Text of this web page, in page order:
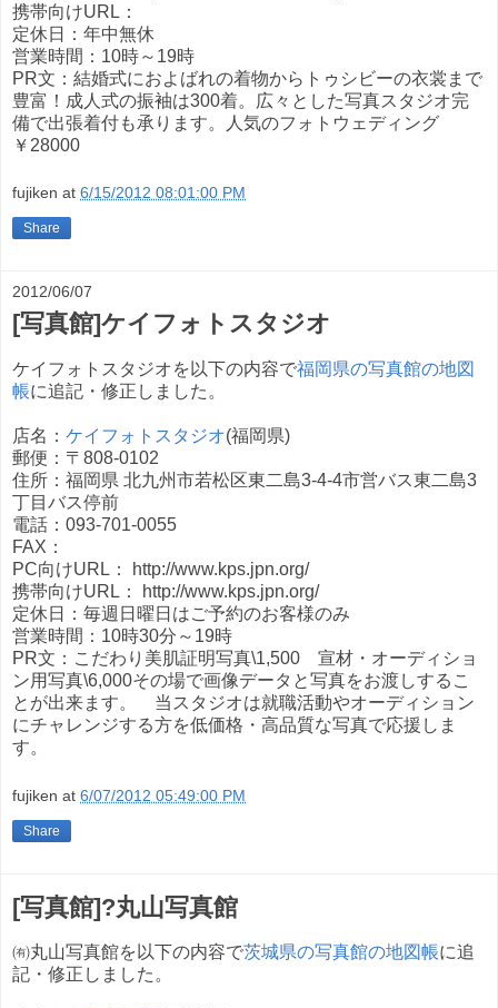
携帯向けURL：
定休日：年中無休
営業時間：10時～19時
PR文：結婚式におよばれの着物からトゥシビーの衣裳まで
豊富！成人式の振袖は300着。広々とした写真スタジオ完
備で出張着付も承ります。人気のフォトウェディング
￥28000
fujiken at 6/15/2012 08:01:00 PM
Share
2012/06/07
[写真館]ケイフォトスタジオ
ケイフォトスタジオを以下の内容で福岡県の写真館の地図
帳に追記・修正しました。
店名： ケイフォトスタジオ(福岡県)
郵便：〒808-0102
住所：福岡県 北九州市若松区東二島3-4-4市営バス東二島3
丁目バス停前
電話：093-701-0055
FAX：
PC向けURL： http://www.kps.jpn.org/
携帯向けURL： http://www.kps.jpn.org/
定休日：毎週日曜日はご予約のお客様のみ
営業時間：10時30分～19時
PR文：こだわり美肌証明写真\1,500 宣材・オーディショ
ン用写真\6,000その場で画像データと写真をお渡しするこ
とが出来ます。 当スタジオは就職活動やオーディション
にチャレンジする方を低価格・高品質な写真で応援しま
す。
fujiken at 6/07/2012 05:49:00 PM
Share
[写真館]?丸山写真館
㈲丸山写真館を以下の内容で茨城県の写真館の地図帳に追
記・修正しました。